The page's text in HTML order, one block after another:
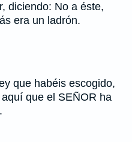
diciendo: No a éste,
era un ladrón.
que habéis escogido,
que el SEÑOR ha